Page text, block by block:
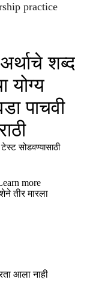
practice